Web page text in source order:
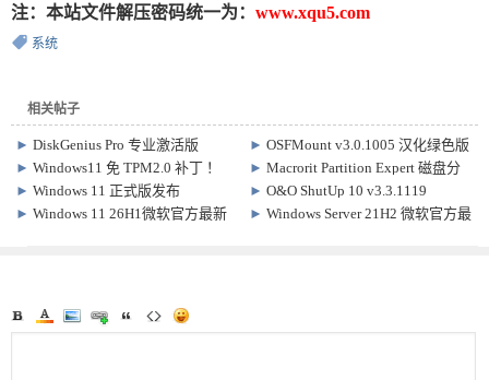
注：本站文件解压密码统一为： www.xqu5.com
系统
相关帖子
►DiskGenius Pro 专业激活版
v6.0.1.1645 电脑数据恢复 单文件版
►OSFMount v3.0.1005 汉化绿色版
镜像挂载为虚拟磁盘
►Windows11 免 TPM2.0 补丁 ！ ►Macrorit Partition Expert 磁盘分
区专家 汉化注册版 v8.9.2
►Windows 11 正式版发布
v22000.194
►O&O ShutUp 10 v3.3.1119
win10/11 系统功能开关
►Windows 11 26H1微软官方最新
►Windows Server 21H2 微软官方最